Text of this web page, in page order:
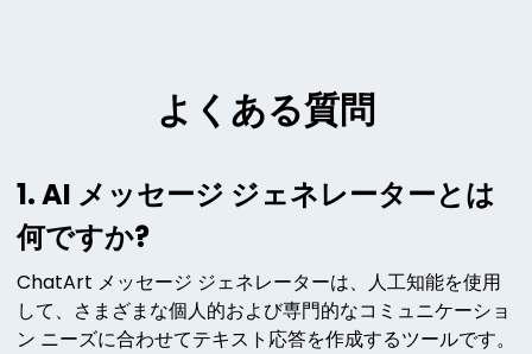
よくある質問
1. AI メッセージ ジェネレーターとは
何ですか?
ChatArt メッセージ ジェネレーターは、人工知能を使用
して、さまざまな個人的および専門的なコミュニケーショ
ン ニーズに合わせてテキスト応答を作成するツールです。